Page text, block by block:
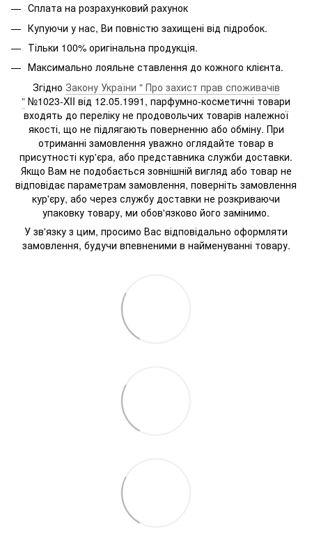
Сплата на розрахунковий рахунок
Купуючи у нас, Ви повністю захищені від підробок.
Тільки 100% оригінальна продукція.
Максимально лояльне ставлення до кожного клієнта.
Згідно Закону України " Про захист прав споживачів
" №1023-XII від 12.05.1991, парфумно-косметичні товари
входять до переліку не продовольчих товарів належної
якості, що не підлягають поверненню або обміну. При
отриманні замовлення уважно оглядайте товар в
присутності кур'єра, або представника служби доставки.
Якщо Вам не подобається зовнішній вигляд або товар не
відповідає параметрам замовлення, поверніть замовлення
кур'єру, або через службу доставки не розкриваючи
упаковку товару, ми обов'язково його замінимо.
У зв'язку з цим, просимо Вас відповідально оформляти
замовлення, будучи впевненими в найменуванні товару.